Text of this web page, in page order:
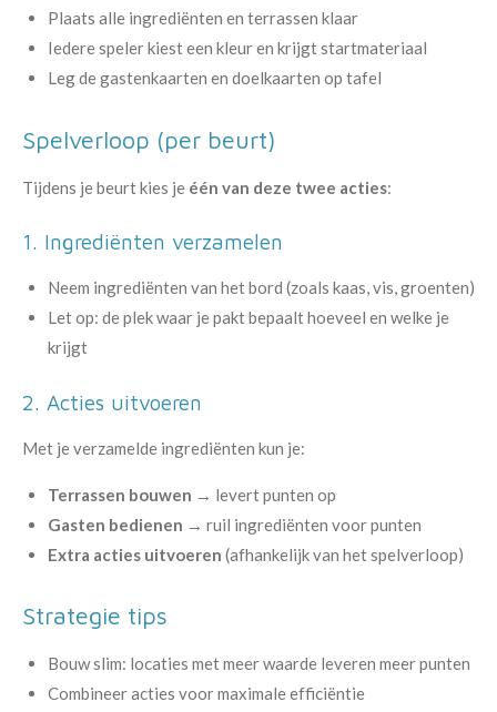
Plaats alle ingrediënten en terrassen klaar
Iedere speler kiest een kleur en krijgt startmateriaal
Leg de gastenkaarten en doelkaarten op tafel
Spelverloop (per beurt)
Tijdens je beurt kies je één van deze twee acties:
1. Ingrediënten verzamelen
Neem ingrediënten van het bord (zoals kaas, vis, groenten)
Let op: de plek waar je pakt bepaalt hoeveel en welke je
krijgt
2. Acties uitvoeren
Met je verzamelde ingrediënten kun je:
Terrassen bouwen → levert punten op
Gasten bedienen → ruil ingrediënten voor punten
Extra acties uitvoeren (afhankelijk van het spelverloop)
Strategie tips
Bouw slim: locaties met meer waarde leveren meer punten
Combineer acties voor maximale efficiëntie